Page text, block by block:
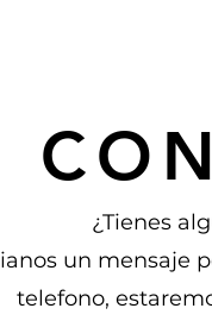
¿Tienes
un mensaje
telefono,